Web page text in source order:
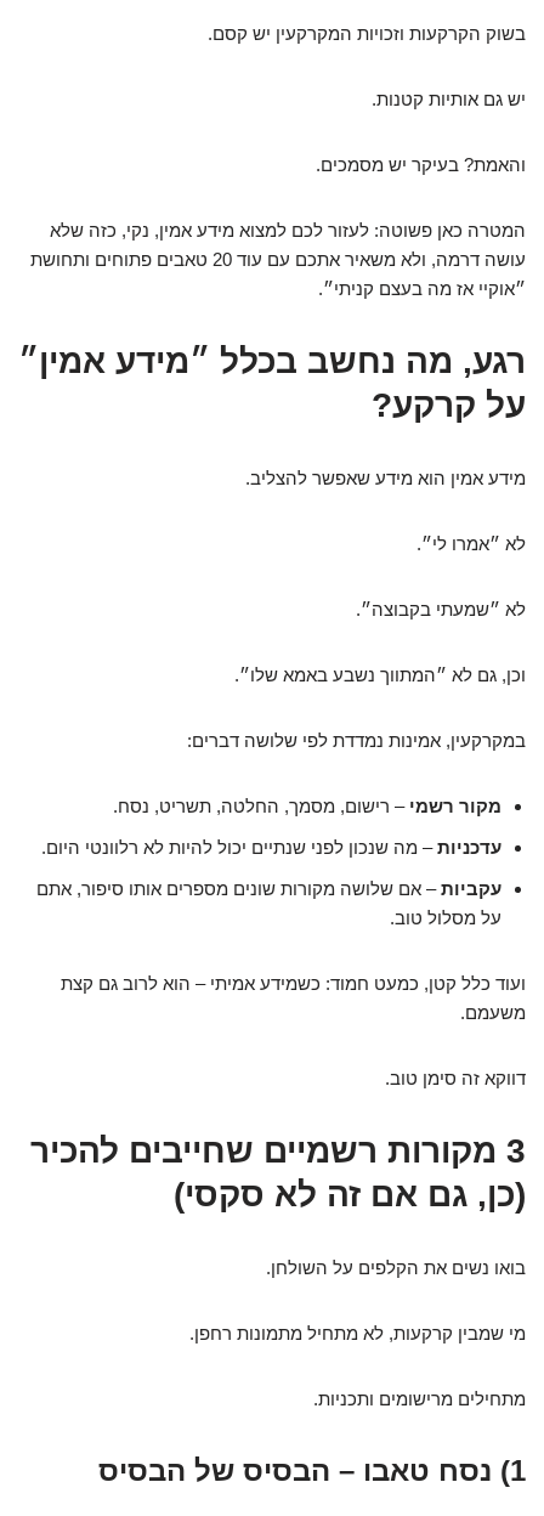
בשוק הקרקעות וזכויות המקרקעין יש קסם.
יש גם אותיות קטנות.
והאמת? בעיקר יש מסמכים.
המטרה כאן פשוטה: לעזור לכם למצוא מידע אמין, נקי, כזה שלא
עושה דרמה, ולא משאיר אתכם עם עוד 20 טאבים פתוחים ותחושת
״אוקיי אז מה בעצם קניתי״.
רגע, מה נחשב בכלל ״מידע אמין״
על קרקע?
מידע אמין הוא מידע שאפשר להצליב.
לא ״אמרו לי״.
לא ״שמעתי בקבוצה״.
וכן, גם לא ״המתווך נשבע באמא שלו״.
במקרקעין, אמינות נמדדת לפי שלושה דברים:
מקור רשמי – רישום, מסמך, החלטה, תשריט, נסח.
עדכניות– מה שנכון לפני שנתיים יכול להיות לא רלוונטי היום.
עקביות– אם שלושה מקורות שונים מספרים אותו סיפור, אתם
על מסלול טוב.
ועוד כלל קטן, כמעט חמוד: כשמידע אמיתי – הוא לרוב גם קצת
משעמם.
דווקא זה סימן טוב.
3 מקורות רשמיים שחייבים להכיר
(כן, גם אם זה לא סקסי)
בואו נשים את הקלפים על השולחן.
מי שמבין קרקעות, לא מתחיל מתמונות רחפן.
מתחילים מרישומים ותכניות.
1) נסח טאבו – הבסיס של הבסיס